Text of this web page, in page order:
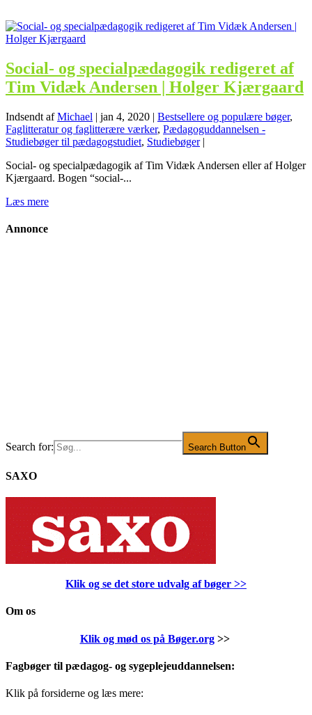
Social- og specialpædagogik redigeret af
Tim Vidæk Andersen | Holger Kjærgaard
Indsendt afMichael | jan 4, 2020 | Bestsellere og populære bøger,
Faglitteratur og faglitterære værker, Pædagoguddannelsen -
Studiebøger til pædagogstudiet, Studiebøger|
Social- og specialpædagogik af Tim Vidæk Andersen eller af Holger
Kjærgaard. Bogen “social-...
Læs mere
Annonce
Search for: Search Button
SAXO
Klik og se det store udvalg af bøger >>
Om os
Klik og mød os på Bøger.org>>
Fagbøger til pædagog- og sygeplejeuddannelsen:
Klik på forsiderne og læs mere: